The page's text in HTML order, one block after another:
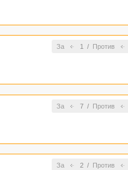
За 1 / Против
За 7/ Против
За 2/ Против